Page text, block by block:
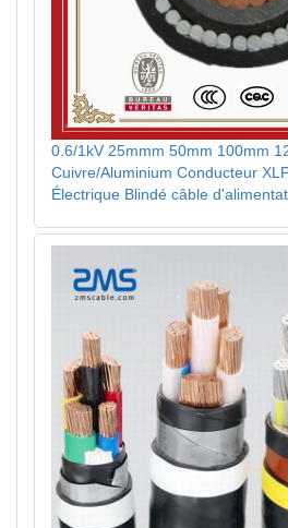
0.6/1kV 25mmm 50mm 100mm
Cuivre/Aluminium Conducteur
Électrique Blindé câble